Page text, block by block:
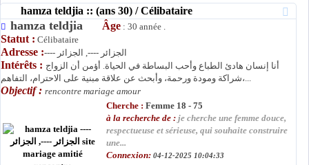
hamza teldjia :: (ans 30) / Célibataire
hamza teldjia Âge : 30 année .
Statut : Célibataire
Adresse : ---- الجزائر ----, الجزائر
Intérêts : أنا إنسان هادئ الطباع وأحب البساطة في الحياة. أؤمن أن الزواج
شراكة ومودة ورحمة، وأبحث عن علاقة مبنية على الاحترام، التفاهم،...
Objectif : rencontre mariage amour
Cherche : Femme 18 - 75
à la recherche de : je cherche une femme douce,
respectueuse et sérieuse, qui souhaite construire
une...
Connexion: 04-12-2025 10:04:33